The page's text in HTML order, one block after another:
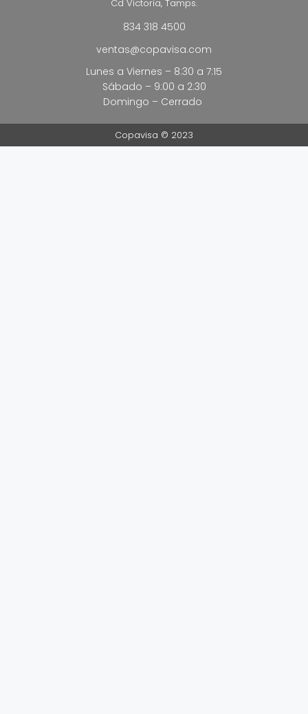
Cd Victoria, Tamps.
834 318 4500
ventas@copavisa.com
Lunes a Viernes – 8:30 a 7:15
Sábado – 9:00 a 2:30
Domingo – Cerrado
Copavisa © 2023